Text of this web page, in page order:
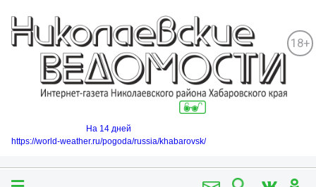
18+
На 14 дней
https://world-weather.ru/pogoda/russia/khabarovsk/